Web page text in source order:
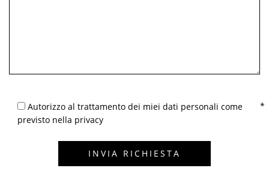
Autorizzo al trattamento dei miei dati personali come
previsto nella privacy